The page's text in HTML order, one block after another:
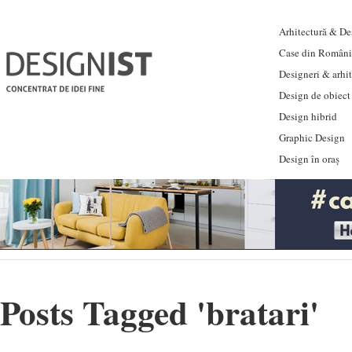
Arhitectură &
Case din
Designeri &
Design de obiect
Design hibrid
Graphic Design
Design în oraș
Posts Tagged 'bratari'